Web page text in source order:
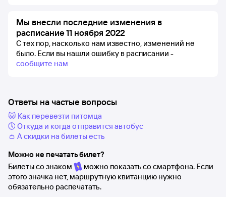
Мы внесли последние изменения в
расписание 11 ноября 2022
С тех пор, насколько нам известно, изменений не
было. Если вы нашли ошибку в расписании -
сообщите нам
Ответы на частые вопросы
🐱 Как перевезти питомца
🕔 Откуда и когда отправится автобус
👛 А скидки на билеты есть
Можно не печатать билет?
Билеты со знаком
можно показать со смартфона. Если
этого значка нет, маршрутную квитанцию нужно
обязательно распечатать.